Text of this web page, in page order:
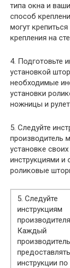
типа окна и
способ
могут
крепления на
4. Подготовьте
установкой
необходимые
установки
ножницы и
5. Следуйте
производитель
установке
инструкциями и
роликовые
5. Следуйте
инструкциям
Каждый
предоставлять
инструкции по